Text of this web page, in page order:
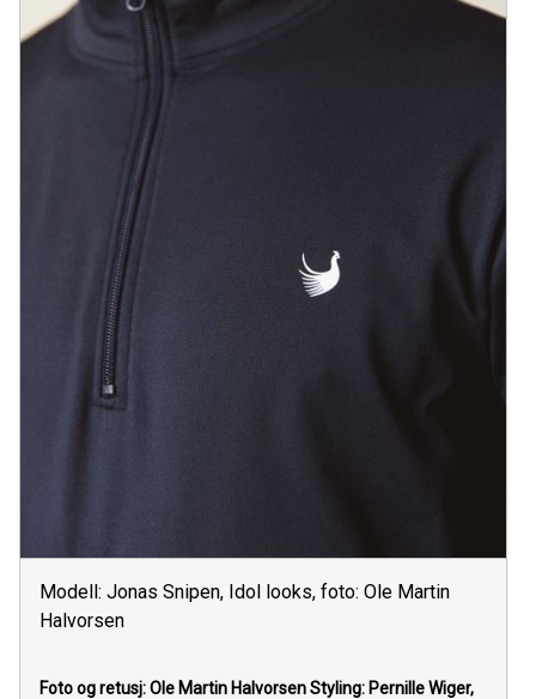
Modell: Jonas Snipen, Idol looks, foto: Ole Martin
Halvorsen
Foto og retusj: Ole Martin Halvorsen Styling: Pernille Wiger,